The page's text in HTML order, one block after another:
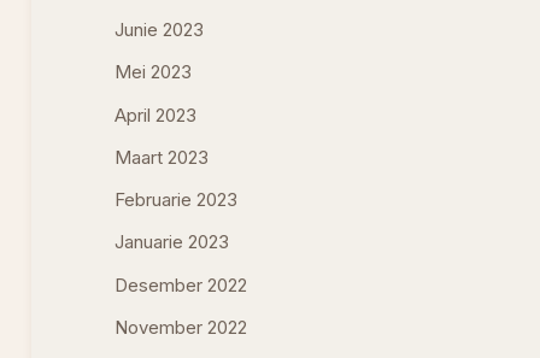
Junie 2023
Mei 2023
April 2023
Maart 2023
Februarie 2023
Januarie 2023
Desember 2022
November 2022